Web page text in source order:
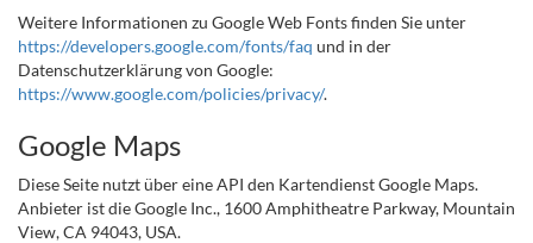
Weitere Informationen zu Google Web Fonts finden Sie unter
https://developers.google.com/fonts/faq und in der
Datenschutzerklärung von Google:
https://www.google.com/policies/privacy/.
Google Maps
Diese Seite nutzt über eine API den Kartendienst Google Maps.
Anbieter ist die Google Inc., 1600 Amphitheatre Parkway, Mountain
View, CA 94043, USA.